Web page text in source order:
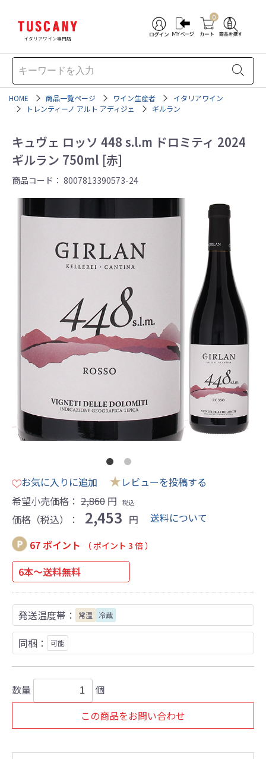
イタリアワイン専門店
0
HOME 商品一覧ページ ワイン生産者
イタリアワイン
トレンティーノ アルト アディジェ
ギルラン
キュヴェ ロッソ 448 s.l.m ドロミティ 2024
ギルラン 750ml [赤]
商品コード： 8007813390573-24
お気に入りに追加 ★レビューを投稿する
希望小売価格： 2,860 円 税込
価格（税込）： 2,453 円
送料について
67 ポイント
（ ポイント 3 倍 ）
6本～送料無料
発送温度帯： 常温 冷蔵
同梱： 可能
数量
個
この商品をお問い合わせ